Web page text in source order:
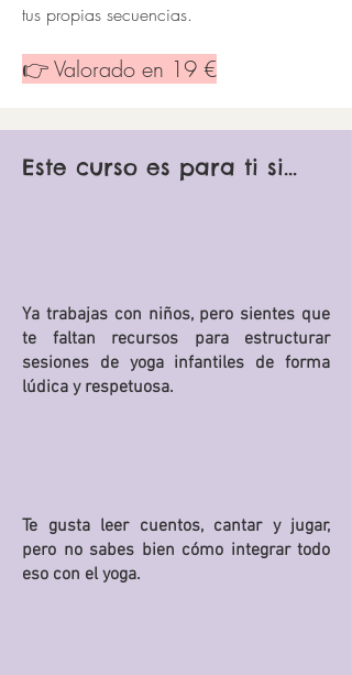
tus propias secuencias.
👉 Valorado en 19 €
Este curso es para ti si...
Ya trabajas con niños, pero sientes que
te faltan recursos para estructurar
sesiones de yoga infantiles de forma
lúdica y respetuosa.
Te gusta leer cuentos, cantar y jugar,
pero no sabes bien cómo integrar todo
eso con el yoga.